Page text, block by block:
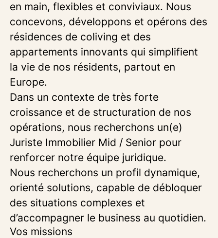
en main, flexibles et conviviaux. Nous
concevons, développons et opérons des
résidences de coliving et des
appartements innovants qui simplifient
la vie de nos résidents, partout en
Europe.
Dans un contexte de très forte
croissance et de structuration de nos
opérations, nous recherchons un(e)
Juriste Immobilier Mid / Senior pour
renforcer notre équipe juridique.
Nous recherchons un profil dynamique,
orienté solutions, capable de débloquer
des situations complexes et
d’accompagner le business au quotidien.
Vos missions